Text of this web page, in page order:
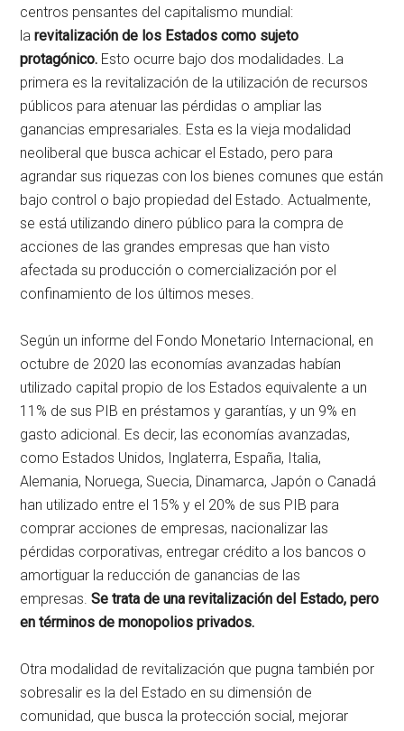
centros pensantes del capitalismo mundial:
larevitalización de los Estados como sujeto
protagónico. Esto ocurre bajo dos modalidades. La
primera es la revitalización de la utilización de recursos
públicos para atenuar las pérdidas o ampliar las
ganancias empresariales. Esta es la vieja modalidad
neoliberal que busca achicar el Estado, pero para
agrandar sus riquezas con los bienes comunes que están
bajo control o bajo propiedad del Estado. Actualmente,
se está utilizando dinero público para la compra de
acciones de las grandes empresas que han visto
afectada su producción o comercialización por el
confinamiento de los últimos meses.
Según un informe del Fondo Monetario Internacional, en
octubre de 2020 las economías avanzadas habían
utilizado capital propio de los Estados equivalente a un
11% de sus PIB en préstamos y garantías, y un 9% en
gasto adicional. Es decir, las economías avanzadas,
como Estados Unidos, Inglaterra, España, Italia,
Alemania, Noruega, Suecia, Dinamarca, Japón o Canadá
han utilizado entre el 15% y el 20% de sus PIB para
comprar acciones de empresas, nacionalizar las
pérdidas corporativas, entregar crédito a los bancos o
amortiguar la reducción de ganancias de las
empresas.Se trata de una revitalización del Estado, pero
en términos de monopolios privados.
Otra modalidad de revitalización que pugna también por
sobresalir es la del Estado en su dimensión de
comunidad, que busca la protección social, mejorar